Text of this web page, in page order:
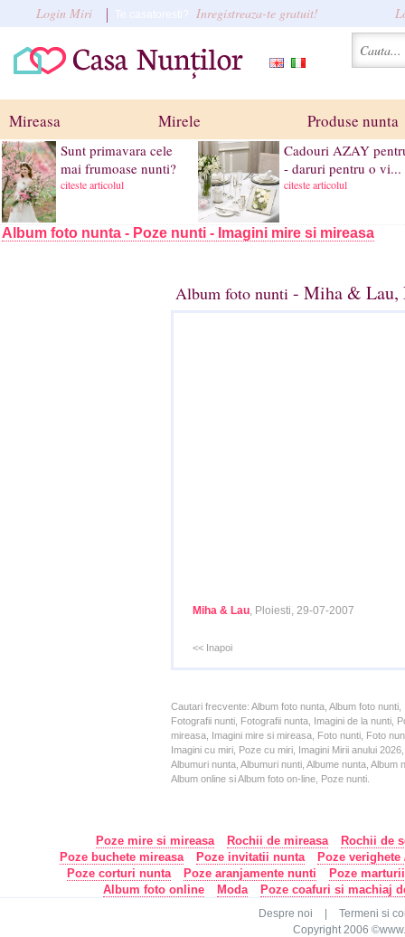
Login Miri Inregistreaza-te gratuit!
Mireasa Mirele Produse nunta
Sunt primavara cele
mai frumoase nunti?
citeste articolul
Cadouri AZAY
- daruri pentru o vi...
citeste articolul
Album foto nunta - Poze nunti - Imagini mire si mireasa
Album foto nunti - Miha & Lau,
Miha & Lau, Ploiesti, 29-07-2007
<< Inapoi
Cautari frecvente: Album foto nunta, Album foto
Fotografii nunti, Fotografii nunta, Imagini de la nunti,
mireasa, Imagini mire si mireasa, Foto nunti, Foto
Imagini cu miri, Poze cu miri, Imagini Mirii anului
Albumuri nunta, Albumuri nunti, Albume nunta,
Album online si Album foto on-line, Poze nunti.
Poze mire si mireasa Rochii de mireasa
Rochii de
Poze buchete mireasa
Poze invitatii nunta
Poze
Poze corturi nunta
Poze aranjamente nunti
Poze
Album foto online
Moda Poze coafuri si machiaj
Despre noi
Termeni si
Copyright 2006